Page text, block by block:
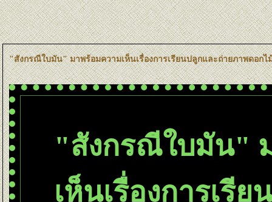
"สังกรณีใบมัน" มาพร้อมความเห็นเรื่องการเรียนปลูกและถ่ายภาพดอก
"สังกรณีใบมัน"
เห็นเรื่องการเรี